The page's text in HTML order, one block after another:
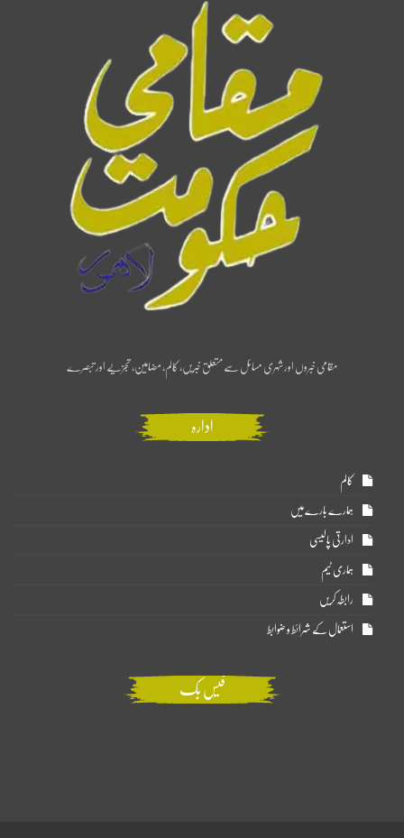
مقامی خبروں اور شہری مسائل سے متعلق خبریں، کالم، مضامین، تجزیے اور تبصرے
ادارہ
کالم
ہمارے بارے میں
ادارتی پالیسی
ہماری ٹیم
رابطہ کریں
استعمال کے شرائط و ضوابط
فیس بک